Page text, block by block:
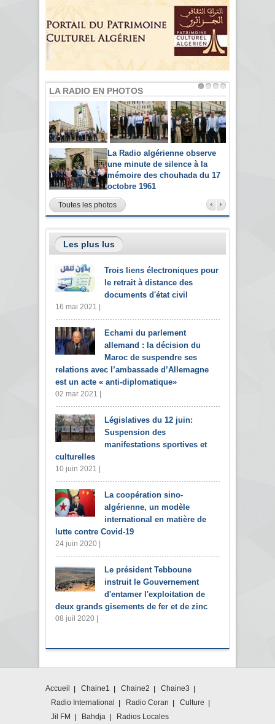
LA RADIO EN PHOTOS
La Radio algérienne observe
une minute de silence à la
mémoire des chouhada du 17
octobre 1961
Toutes les photos
Les plus lus
Trois liens électroniques pour
le retrait à distance des
documents d'état civil
16 mai 2021 |
Echami du parlement
allemand : la décision du
Maroc de suspendre ses
relations avec l’ambassade d’Allemagne
est un acte « anti-diplomatique»
02 mar 2021 |
Législatives du 12 juin:
Suspension des
manifestations sportives et
culturelles
10 juin 2021 |
La coopération sino-
algérienne, un modèle
international en matière de
lutte contre Covid-19
24 juin 2020 |
Le président Tebboune
instruit le Gouvernement
d'entamer l'exploitation de
deux grands gisements de fer et de zinc
08 juil 2020 |
Accueil Chaine1 Chaine2
Chaine3
Radio International
Radio Coran
Culture
Jil FM
Bahdja Radios Locales